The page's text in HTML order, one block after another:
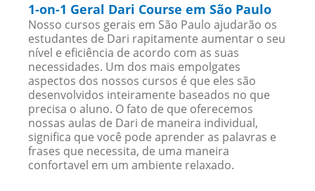
1-on-1 Geral Dari Course em São Paulo
Nosso cursos gerais em São Paulo ajudarão os
estudantes de Dari rapitamente aumentar o seu
nível e eficiência de acordo com as suas
necessidades. Um dos mais empolgates
aspectos dos nossos cursos é que eles são
desenvolvidos inteiramente baseados no que
precisa o aluno. O fato de que oferecemos
nossas aulas de Dari de maneira individual,
significa que você pode aprender as palavras e
frases que necessita, de uma maneira
confortavel em um ambiente relaxado.